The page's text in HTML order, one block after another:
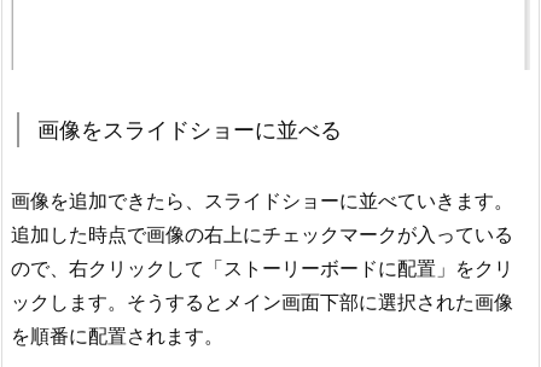
画像をスライドショーに並べる
画像を追加できたら、スライドショーに並べていきます。
追加した時点で画像の右上にチェックマークが入っている
ので、右クリックして「ストーリーボードに配置」をクリ
ックします。そうするとメイン画面下部に選択された画像
を順番に配置されます。